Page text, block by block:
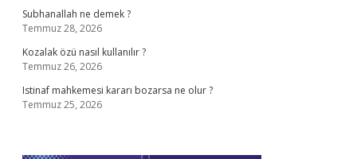
Subhanallah ne demek ?
Temmuz 28, 2026
Kozalak özü nasıl kullanılır ?
Temmuz 26, 2026
Istinaf mahkemesi kararı bozarsa ne olur ?
Temmuz 25, 2026